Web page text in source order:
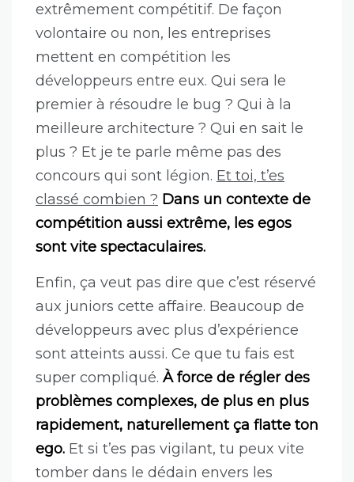
Également, notre métier est
extrêmement compétitif. De façon
volontaire ou non, les entreprises
développeurs entre eux. Qui sera le
premier à résoudre le bug ? Qui à la
meilleure architecture ? Qui en sait le
plus ? Et je te parle même pas des
concours qui sont légion. Et toi, t’es
classé combien ? Dans un contexte de
compétition aussi extrême, les egos
sont vite spectaculaires.